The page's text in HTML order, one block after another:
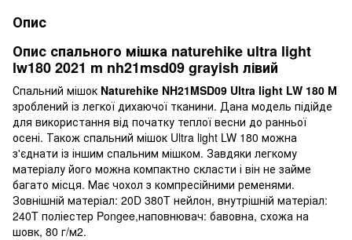
Опис
Опис спального мішка naturehike ultra light
lw180 2021 m nh21msd09 grayish лівий
Спальний мішок Naturehike NH21MSD09 Ultra light LW 180 М
зроблений із легкої дихаючої тканини. Дана модель підійде
для використання від початку теплої весни до ранньої
осені. Також спальний мішок Ultra light LW 180 можна
з'єднати із іншим спальним мішком. Завдяки легкому
матеріалу його можна компактно скласти і він не займе
багато місця. Має чохол з компресійними ременями.
Зовнішній матеріал: 20D 380T нейлон, внутрішній матеріал:
240T поліестер Pongee,наповнювач: бавовна, схожа на
шовк, 80 г/м2.